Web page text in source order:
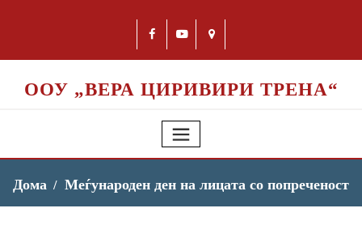
ООУ „ВЕРА ЦИРИВИРИ ТРЕНА“
Дома Меѓународен ден на лицата со попреченост